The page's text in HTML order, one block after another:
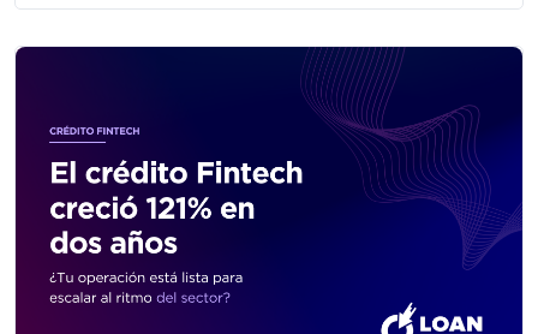
esta página o consultarlo también en nuestra Wiki,
donde encontrarán siempre la versión vigente....